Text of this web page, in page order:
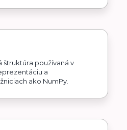
používaná v
a
ako NumPy.